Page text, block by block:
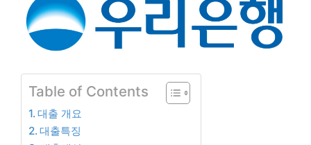
Table of Contents
대출 개요
대출특징